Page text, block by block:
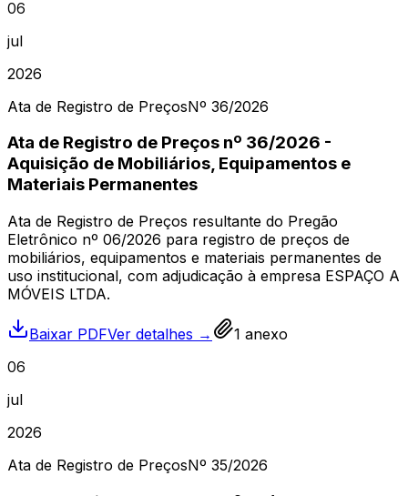
06
jul
2026
Ata de Registro de PreçosNº 36/2026
Ata de Registro de Preços nº 36/2026 -
Aquisição de Mobiliários, Equipamentos e
Materiais Permanentes
Ata de Registro de Preços resultante do Pregão
Eletrônico nº 06/2026 para registro de preços de
mobiliários, equipamentos e materiais permanentes de
uso institucional, com adjudicação à empresa ESPAÇO A
MÓVEIS LTDA.
Baixar PDFVer detalhes → 1 anexo
06
jul
2026
Ata de Registro de PreçosNº 35/2026